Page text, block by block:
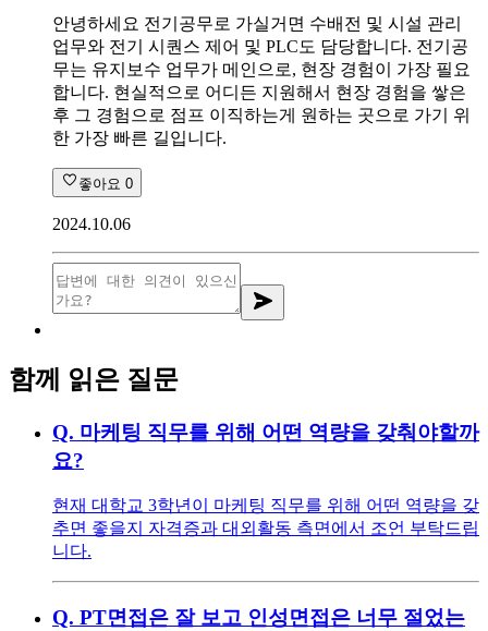
안녕하세요 전기공무로 가실거면 수배전 및 시설 관리
업무와 전기 시퀀스 제어 및 PLC도 담당합니다. 전기공
무는 유지보수 업무가 메인으로, 현장 경험이 가장 필요
합니다. 현실적으로 어디든 지원해서 현장 경험을 쌓은
후 그 경험으로 점프 이직하는게 원하는 곳으로 가기 위
한 가장 빠른 길입니다.
좋아요 0
2024.10.06
함께 읽은 질문
Q. 마케팅 직무를 위해 어떤 역량을 갖춰야할까
요?
현재 대학교 3학년이 마케팅 직무를 위해 어떤 역량을 갖
추면 좋을지 자격증과 대외활동 측면에서 조언 부탁드립
니다.
Q. PT면접은 잘 보고 인성면접은 너무 절었는